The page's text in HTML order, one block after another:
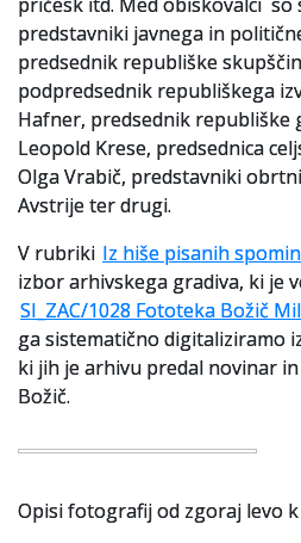
predstavniki javnega in
predsednik republiške
podpredsednik republiškega
Hafner, predsednik republiške
Leopold Krese, predsednica
Olga Vrabič, predstavniki
Avstrije ter drugi.
V rubriki Iz hiše pisanih
izbor arhivskega gradiva, ki je
SI_ZAC/1028 Fototeka Božič
ga sistematično digitaliziramo
ki jih je arhivu predal novinar
Božič.
Opisi fotografij od zgoraj levo k